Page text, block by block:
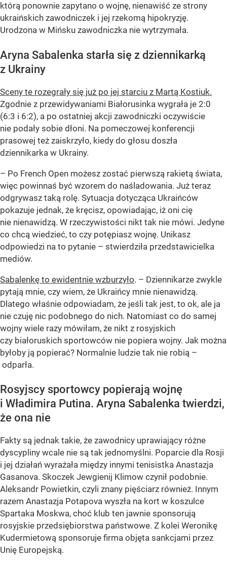
którą ponownie zapytano o wojnę, nienawiść ze strony
ukraińskich zawodniczek i jej rzekomą hipokryzję.
Urodzona w Mińsku zawodniczka nie wytrzymała.
Aryna Sabalenka starła się z dziennikarką
z Ukrainy
Sceny te rozegrały się już po jej starciu z Martą Kostiuk.
Zgodnie z przewidywaniami Białorusinka wygrała je 2:0
(6:3 i 6:2), a po ostatniej akcji zawodniczki oczywiście
nie podały sobie dłoni. Na pomeczowej konferencji
prasowej też zaiskrzyło, kiedy do głosu doszła
dziennikarka w Ukrainy.
– Po French Open możesz zostać pierwszą rakietą świata,
więc powinnaś być wzorem do naśladowania. Już teraz
odgrywasz taką rolę. Sytuacja dotycząca Ukraińców
pokazuje jednak, że kręcisz, opowiadając, iż oni cię
nie nienawidzą. W rzeczywistości nikt tak nie mówi. Jedyne
co chcą wiedzieć, to czy potępiasz wojnę. Unikasz
odpowiedzi na to pytanie – stwierdziła przedstawicielka
mediów.
Sabalenkę to ewidentnie wzburzyło. – Dziennikarze zwykle
pytają mnie, czy wiem, że Ukraińcy mnie nienawidzą.
Dlatego właśnie odpowiadam, że jeśli tak jest, to ok, ale ja
nie czuję nic podobnego do nich. Natomiast co do samej
wojny wiele razy mówiłam, że nikt z rosyjskich
czy białoruskich sportowców nie popiera wojny. Jak można
byłoby ją popierać? Normalnie ludzie tak nie robią –
odparła.
Rosyjscy sportowcy popierają wojnę
i Władimira Putina. Aryna Sabalenka twierdzi,
że ona nie
Fakty są jednak takie, że zawodnicy uprawiający różne
dyscypliny wcale nie są tak jednomyślni. Poparcie dla Rosji
i jej działań wyrażała między innymi tenisistka Anastazja
Gasanova. Skoczek Jewgienij Klimow czynił podobnie.
Aleksandr Powietkin, czyli znany pięściarz również. Innym
razem Anastazja Potapova wyszła na kort w koszulce
Spartaka Moskwa, choć klub ten jawnie sponsorują
rosyjskie przedsiębiorstwa państwowe. Z kolei Weronikę
Kudermietową sponsoruje firma objęta sankcjami przez
Unię Europejską.